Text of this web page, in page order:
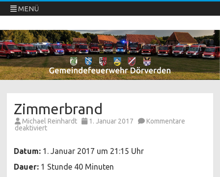
MENÜ
Freiwillige Feuerwehren Dörverden
Direkt
zum
Inhalt
springen
Zimmerbrand
Michael Reinhardt 1. Januar 2017
Kommentare
deaktiviertfür
Datum: 1. Januar 2017 um 21:15 Uhr
Dauer: 1 Stunde 40 Minuten